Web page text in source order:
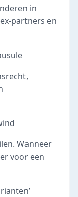
in
partners en
Wanneer
voor een